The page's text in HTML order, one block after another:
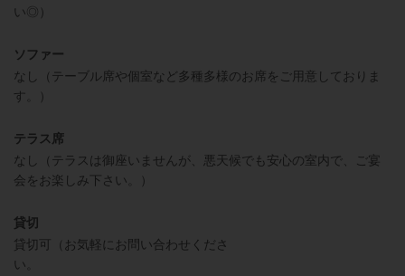
い◎）
ソファー
なし（テーブル席や個室など多種多様のお席をご用意しておりま
す。）
テラス席
なし（テラスは御座いませんが、悪天候でも安心の室内で、ご宴
会をお楽しみ下さい。）
貸切
貸切可（お気軽にお問い合わせくださ
い。